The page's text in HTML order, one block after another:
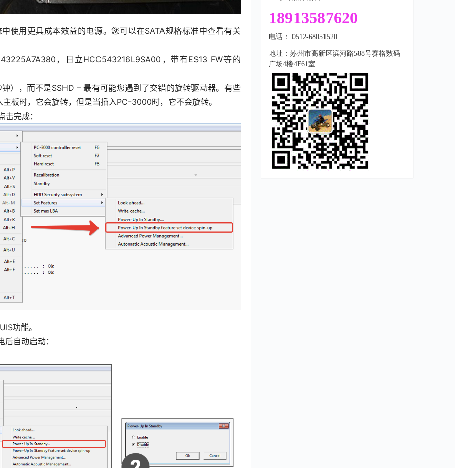
使用更具成本效益的电源。您可以在SATA规格标准中查看有关
，日立HCC543216L9SA00，带有ES13 FW等的
），而不是SSHD – 最有可能您遇到了交错的旋转驱动器。有些
板时，它会旋转，但是当插入PC-3000时，它不会旋转。
完成：
功能。
自动启动：
18913587620
电话： 0512-68051520
地址：苏州市高新区滨河路588号赛格数码
广场4楼4F61室